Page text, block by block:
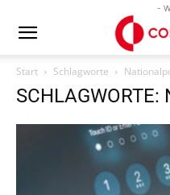
-
Start Schlagworte